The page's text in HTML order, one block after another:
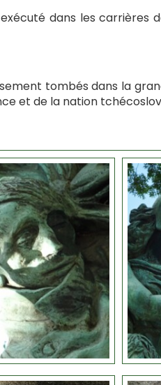
dans les carrières
tombés dans la
et de la nation